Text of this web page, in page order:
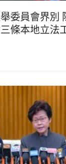
委員會界別
條本地立法